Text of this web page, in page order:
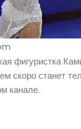
фигуристка
скоро станет
канале.